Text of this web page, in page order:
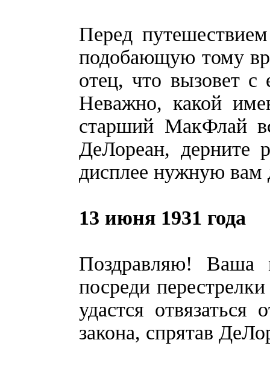
Перед
подобающую тому
отец, что вызовет с
Неважно, какой
старший МакФлай
ДеЛореан, дерните
дисплее нужную вам
13 июня 1931 года
Поздравляю! Ваша
посреди
удастся отвязаться
закона, спрятав